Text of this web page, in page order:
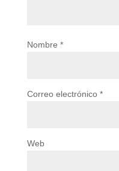
Nombre *
Correo electrónico *
Web